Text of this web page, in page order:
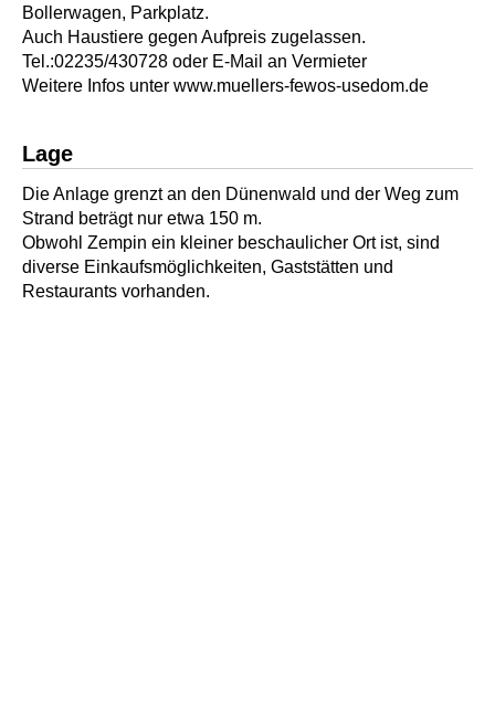
Bollerwagen, Parkplatz.
Auch Haustiere gegen Aufpreis zugelassen.
Tel.:02235/430728 oder E-Mail an Vermieter
Weitere Infos unter www.muellers-fewos-usedom.de
Lage
Die Anlage grenzt an den Dünenwald und der Weg zum
Strand beträgt nur etwa 150 m.
Obwohl Zempin ein kleiner beschaulicher Ort ist, sind
diverse Einkaufsmöglichkeiten, Gaststätten und
Restaurants vorhanden.